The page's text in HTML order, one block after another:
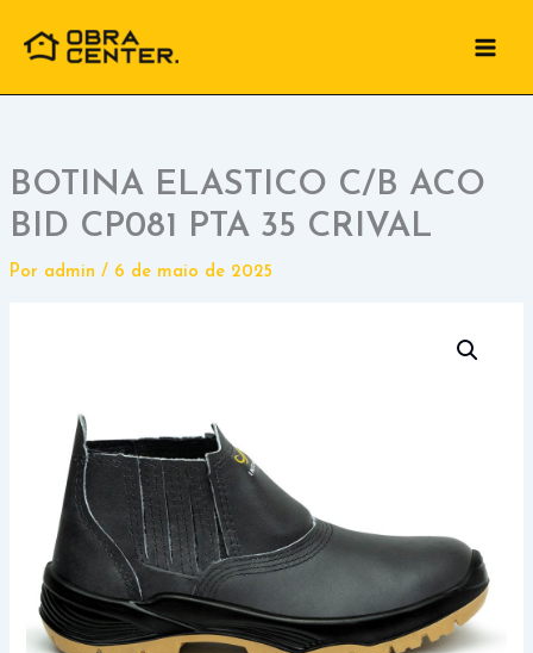
para
conteúdo
BOTINA ELASTICO C/B ACO
BID CP081 PTA 35 CRIVAL
Por admin / 6 de maio de 2025